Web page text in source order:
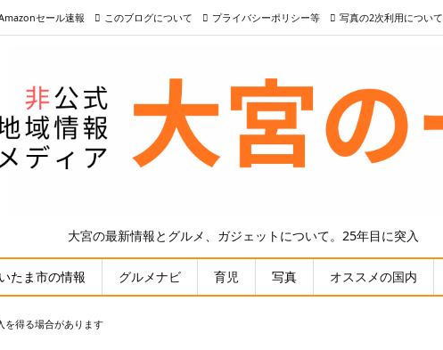
大宮の最新情報とグルメ、ガジェットについて。25年目に突入
たま市の情報 グルメナビ 育児 写真 オススメの国内
セール速報 このブログについて プライバシーポリシー等 写真の2次利用について
を得る場合があります